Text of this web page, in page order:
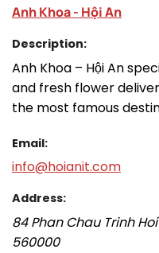
Anh Khoa - Hội An
Description:
Anh Khoa – Hội An
and fresh flower
the most famous
Email:
info@hoianit.com
Address:
84 Phan Chau Trinh
560000